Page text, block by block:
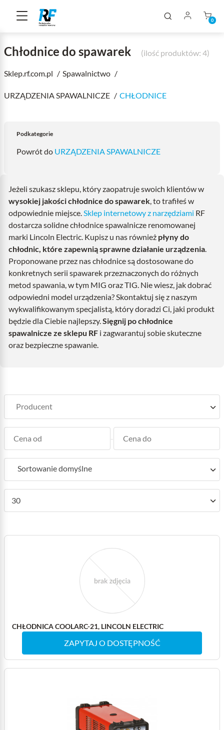
0
Chłodnice do spawarek (ilość produktów: 4)
Sklep.rf.com.pl Spawalnictwo
URZĄDZENIA SPAWALNICZE CHŁODNICE
Podkategorie
Powrót do URZĄDZENIA SPAWALNICZE
Jeżeli szukasz sklepu, który zaopatruje swoich klientów w
wysokiej jakości chłodnice do spawarek, to trafiłeś w
odpowiednie miejsce.Sklep internetowy z narzędziami RF
dostarcza solidne chłodnice spawalnicze renomowanej
marki Lincoln Electric. Kupisz u nas również płyny do
chłodnic, które zapewnią sprawne działanie urządzenia.
Proponowane przez nas chłodnice są dostosowane do
konkretnych serii spawarek przeznaczonych do różnych
metod spawania, w tym MIG oraz TIG. Nie wiesz, jak dobrać
odpowiedni model urządzenia? Skontaktuj się z naszym
wykwalifikowanym specjalistą, który doradzi Ci, jaki produkt
będzie dla Ciebie najlepszy.Sięgnij po chłodnice
spawalnicze ze sklepu RF i zagwarantuj sobie skuteczne
oraz bezpieczne spawanie.
-
Sortowanie domyślne
30
CHŁODNICA COOLARC-21, LINCOLN ELECTRIC
ZAPYTAJ O DOSTĘPNOŚĆ